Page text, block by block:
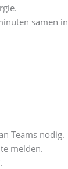
samen
Teams nodig.
melden.